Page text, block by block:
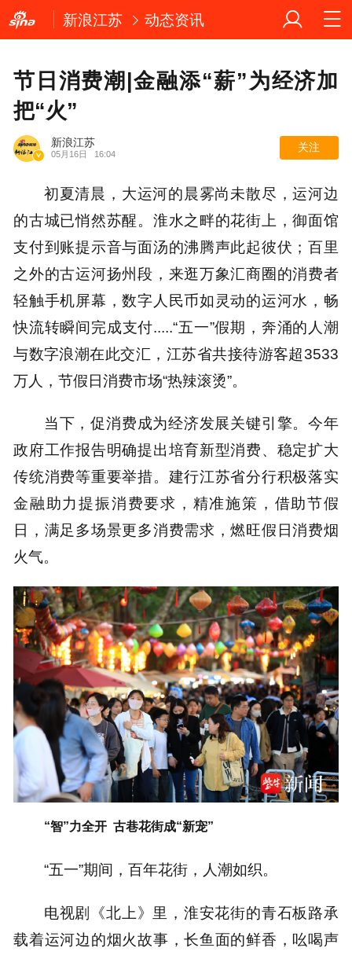
新浪江苏 动态资讯
节日消费潮|金融添“薪”为经济加
把“火”
新浪江苏
05月16日 16:04
关注
初夏清晨，大运河的晨雾尚未散尽，运河边
的古城已悄然苏醒。淮水之畔的花街上，御面馆
支付到账提示音与面汤的沸腾声此起彼伏；百里
之外的古运河扬州段，来逛万象汇商圈的消费者
轻触手机屏幕，数字人民币如灵动的运河水，畅
快流转瞬间完成支付.....“五一”假期，奔涌的人潮
与数字浪潮在此交汇，江苏省共接待游客超3533
万人，节假日消费市场“热辣滚烫”。
当下，促消费成为经济发展关键引擎。今年
政府工作报告明确提出培育新型消费、稳定扩大
传统消费等重要举措。建行江苏省分行积极落实
金融助力提振消费要求，精准施策，借助节假
日，满足多场景更多消费需求，燃旺假日消费烟
火气。
“智”力全开 古巷花街成“新宠”
“五一”期间，百年花街，人潮如织。
电视剧《北上》里，淮安花街的青石板路承
载着运河边的烟火故事，长鱼面的鲜香，吆喝声